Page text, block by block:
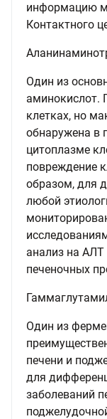
информацию
Контактного
Один из
аминокислот.
клетках, но
обнаружена в
цитоплазме
повреждение
образом, для
любой
анализ на
печеночных
Один из
печени и
для
заболеваний